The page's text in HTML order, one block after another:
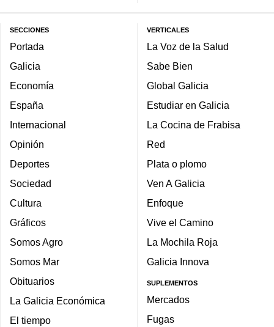
SECCIONES
Portada
Galicia
Economía
España
Internacional
Opinión
Deportes
Sociedad
Cultura
Gráficos
Somos Agro
Somos Mar
Obituarios
La Galicia Económica
El tiempo
VERTICALES
La Voz de la Salud
Sabe Bien
Global Galicia
Estudiar en Galicia
La Cocina de Frabisa
Red
Plata o plomo
Ven A Galicia
Enfoque
Vive el Camino
La Mochila Roja
Galicia Innova
SUPLEMENTOS
Mercados
Fugas